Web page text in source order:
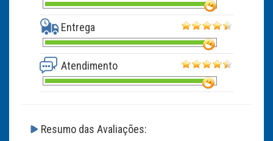
Entrega
Atendimento
Resumo das Avaliações: